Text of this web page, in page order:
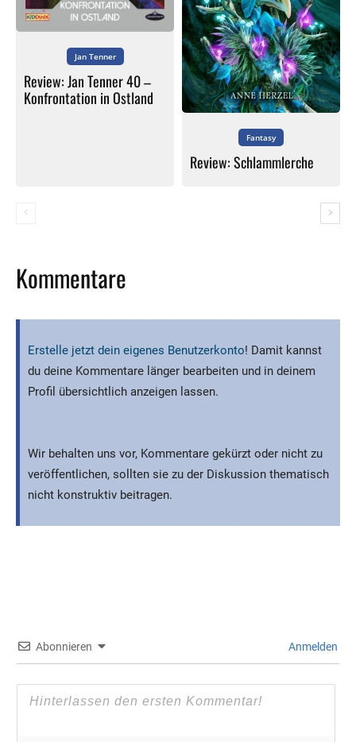
Jan Tenner
Review: Jan Tenner 40 –
Konfrontation in Ostland
Fantasy
Review: Schlammlerche
Kommentare
Erstelle jetzt dein eigenes Benutzerkonto! Damit kannst
du deine Kommentare länger bearbeiten und in deinem
Profil übersichtlich anzeigen lassen.
Wir behalten uns vor, Kommentare gekürzt oder nicht zu
veröffentlichen, sollten sie zu der Diskussion thematisch
nicht konstruktiv beitragen.
Abonnieren Anmelden